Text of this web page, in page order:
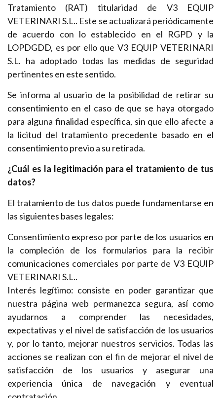
Tratamiento (RAT) titularidad de V3 EQUIP
VETERINARI S.L.. Este se actualizará periódicamente
de acuerdo con lo establecido en el RGPD y la
LOPDGDD, es por ello que V3 EQUIP VETERINARI
S.L. ha adoptado todas las medidas de seguridad
pertinentes en este sentido.
Se informa al usuario de la posibilidad de retirar su
consentimiento en el caso de que se haya otorgado
para alguna finalidad específica, sin que ello afecte a
la licitud del tratamiento precedente basado en el
consentimiento previo a su retirada.
¿Cuál es la legitimación para el tratamiento de tus
datos?
El tratamiento de tus datos puede fundamentarse en
las siguientes bases legales:
Consentimiento expreso por parte de los usuarios en
la compleción de los formularios para la recibir
comunicaciones comerciales por parte de V3 EQUIP
VETERINARI S.L..
Interés legítimo: consiste en poder garantizar que
nuestra página web permanezca segura, así como
ayudarnos a comprender las necesidades,
expectativas y el nivel de satisfacción de los usuarios
y, por lo tanto, mejorar nuestros servicios. Todas las
acciones se realizan con el fin de mejorar el nivel de
satisfacción de los usuarios y asegurar una
experiencia única de navegación y eventual